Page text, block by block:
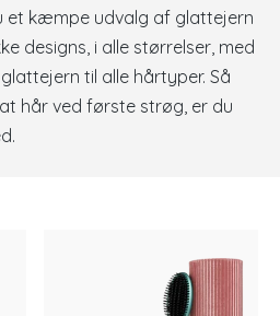
et kæmpe udvalg af glattejern
designs, i alle størrelser, med
til alle hårtyper. Så
hår ved første strøg, er du